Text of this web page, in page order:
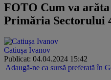
FOTO Cum va
Primăria Sectorului
Catiușa Ivanov
Publicat: 04.04.2024 15:42
Adaugă-ne ca sursă preferată în